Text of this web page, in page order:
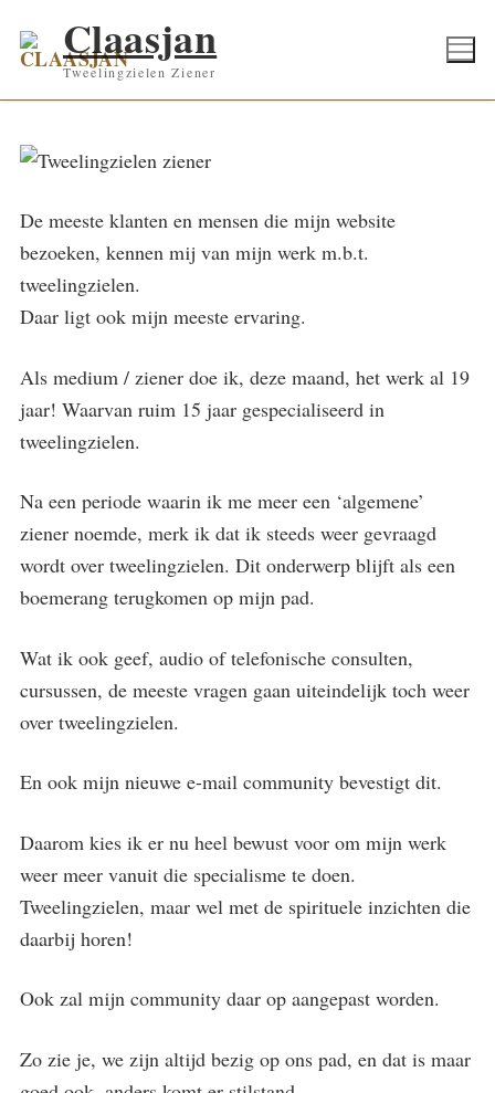
naar
Claasjan
Tweelingzielen Ziener
De meeste klanten en mensen die mijn website
bezoeken, kennen mij van mijn werk m.b.t.
tweelingzielen.
Daar ligt ook mijn meeste ervaring.
Als medium / ziener doe ik, deze maand, het werk al 19
jaar! Waarvan ruim 15 jaar gespecialiseerd in
tweelingzielen.
Na een periode waarin ik me meer een ‘algemene’
ziener noemde, merk ik dat ik steeds weer gevraagd
wordt over tweelingzielen. Dit onderwerp blijft als een
boemerang terugkomen op mijn pad.
Wat ik ook geef, audio of telefonische consulten,
cursussen, de meeste vragen gaan uiteindelijk toch weer
over tweelingzielen.
En ook mijn nieuwe e-mail community bevestigt dit.
Daarom kies ik er nu heel bewust voor om mijn werk
weer meer vanuit die specialisme te doen.
Tweelingzielen, maar wel met de spirituele inzichten die
daarbij horen!
Ook zal mijn community daar op aangepast worden.
Zo zie je, we zijn altijd bezig op ons pad, en dat is maar